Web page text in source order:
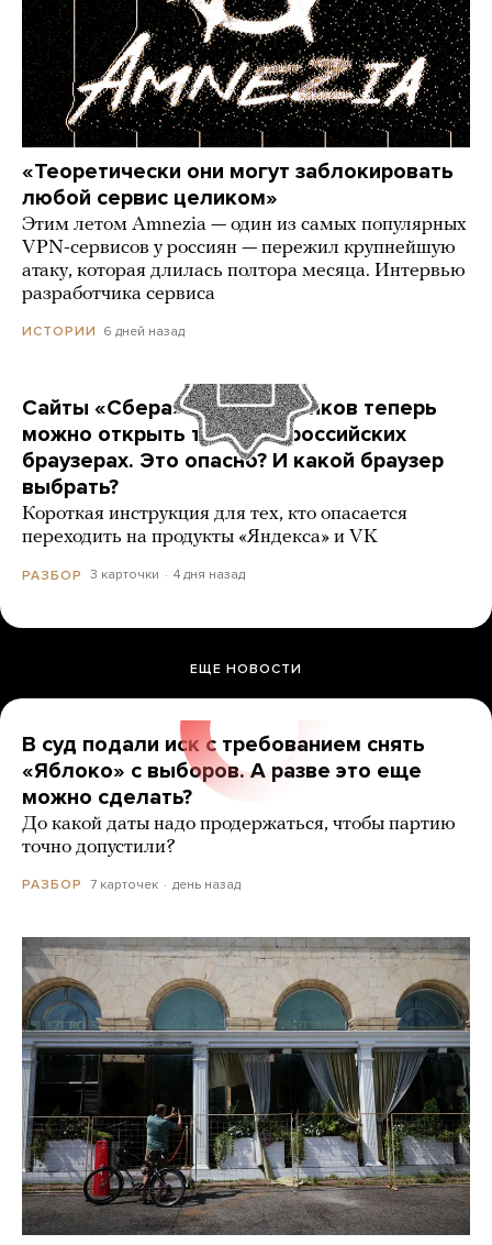
«Теоретически они могут заблокировать
любой сервис целиком»
Этим летом Amnezia — один из самых популярных
VPN-сервисов у россиян — пережил крупнейшую
атаку, которая длилась полтора месяца. Интервью
разработчика сервиса
ИСТОРИИ 6 дней назад
Сайты «Сбера» и других банков теперь
можно открыть только в российских
браузерах. Это опасно? И какой браузер
выбрать?
Короткая инструкция для тех, кто опасается
переходить на продукты «Яндекса» и VK
РАЗБОР 3 карточки 4 дня назад
ЕЩЕ НОВОСТИ
В суд подали иск с требованием снять
«Яблоко» с выборов. А разве это еще
можно сделать?
До какой даты надо продержаться, чтобы партию
точно допустили?
РАЗБОР 7 карточек день назад